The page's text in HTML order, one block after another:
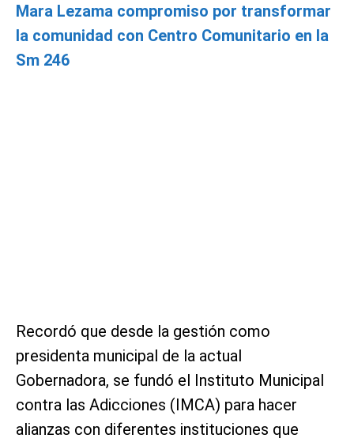
Mara Lezama compromiso por transformar
la comunidad con Centro Comunitario en la
Sm 246
Recordó que desde la gestión como
presidenta municipal de la actual
Gobernadora, se fundó el Instituto Municipal
contra las Adicciones (IMCA) para hacer
alianzas con diferentes instituciones que